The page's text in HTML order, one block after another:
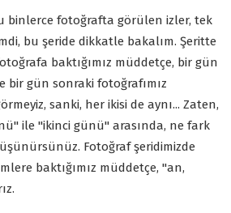
binlerce fotoğrafta görülen izler, tek
bu şeride dikkatle bakalım. Şeritte
baktığımız müddetçe, bir gün
bir gün sonraki fotoğrafımız
sanki, her ikisi de aynı... Zaten,
ile "ikinci günü" arasında, ne fark
Fotoğraf şeridimizde
baktığımız müddetçe, "an,